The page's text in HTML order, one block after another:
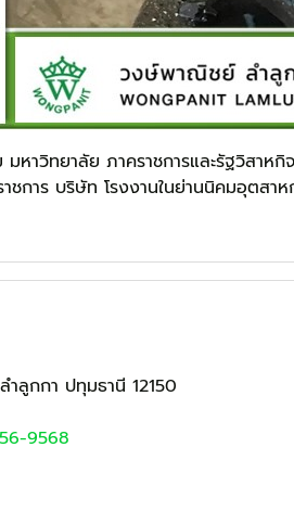
หาวิทยาลัย ภาคราชการและรัฐวิสาห
การ บริษัท โรงงานในย่านนิคมอุตสา
ลูกกา ปทุมธานี 12150
9568